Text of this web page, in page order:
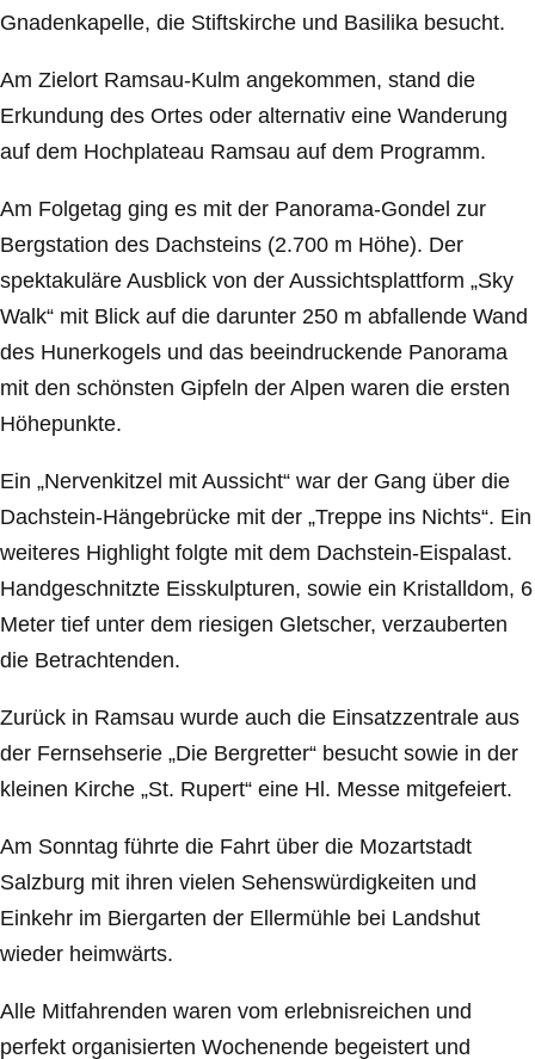
Gnadenkapelle, die Stiftskirche und Basilika besucht.
Am Zielort Ramsau-Kulm angekommen, stand die
Erkundung des Ortes oder alternativ eine Wanderung
auf dem Hochplateau Ramsau auf dem Programm.
Am Folgetag ging es mit der Panorama-Gondel zur
Bergstation des Dachsteins (2.700 m Höhe). Der
spektakuläre Ausblick von der Aussichtsplattform „Sky
Walk“ mit Blick auf die darunter 250 m abfallende Wand
des Hunerkogels und das beeindruckende Panorama
mit den schönsten Gipfeln der Alpen waren die ersten
Höhepunkte.
Ein „Nervenkitzel mit Aussicht“ war der Gang über die
Dachstein-Hängebrücke mit der „Treppe ins Nichts“. Ein
weiteres Highlight folgte mit dem Dachstein-Eispalast.
Handgeschnitzte Eisskulpturen, sowie ein Kristalldom, 6
Meter tief unter dem riesigen Gletscher, verzauberten
die Betrachtenden.
Zurück in Ramsau wurde auch die Einsatzzentrale aus
der Fernsehserie „Die Bergretter“ besucht sowie in der
kleinen Kirche „St. Rupert“ eine Hl. Messe mitgefeiert.
Am Sonntag führte die Fahrt über die Mozartstadt
Salzburg mit ihren vielen Sehenswürdigkeiten und
Einkehr im Biergarten der Ellermühle bei Landshut
wieder heimwärts.
Alle Mitfahrenden waren vom erlebnisreichen und
perfekt organisierten Wochenende begeistert und